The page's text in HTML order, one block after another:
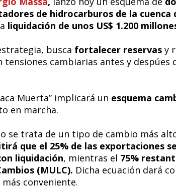
de hidrocarburos de la cuenca
liquidación de unos US$ 1.200
busca fortalecer reservas y
tensiones cambiarias antes y despúes
Muerta” implicará un esquema
en marcha.
se trata de un tipo de cambio más
que el 25% de las exportaciones
liquidación, mientras el 75%
(MULC). Dicha ecuación dará
conveniente.